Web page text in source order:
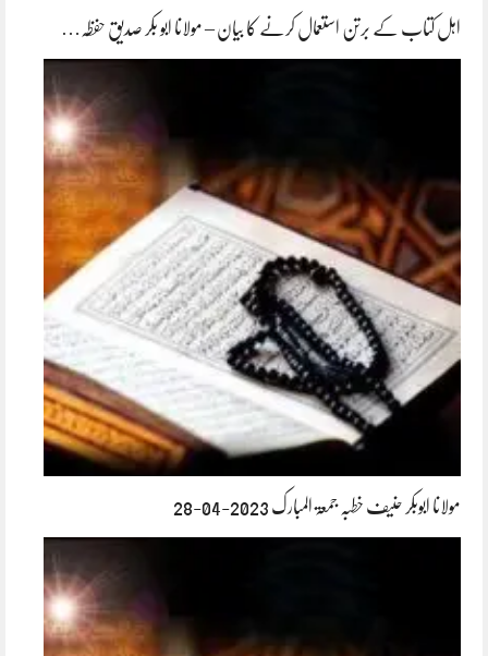
اہل کتاب کے برتن استعمال کرنے کا بیان – مولانا ابو بکر صدیق حفظہ…
مولانا ابوبکر حنیف خطبہ جمعۃ المبارک 2023-04-28